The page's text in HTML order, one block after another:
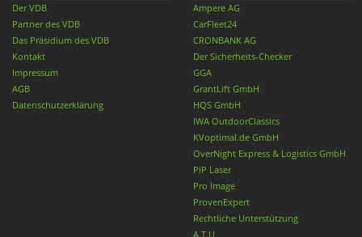
Der VDB
Partner des VDB
Das Präsidium des VDB
Kontakt
Impressum
AGB
Datenschutzerklärung
Ampere AG
CarFleet24
CRONBANK AG
Der Sicherheits-Checker
GGA
GrantLift GmbH
HQS GmbH
IWA OutdoorClassics
KVoptimal.de GmbH
OverNight Express & Logistics GmbH
PiP Laser
Pro Image
ProvenExpert
Rechtliche Unterstützung
A.T.U.